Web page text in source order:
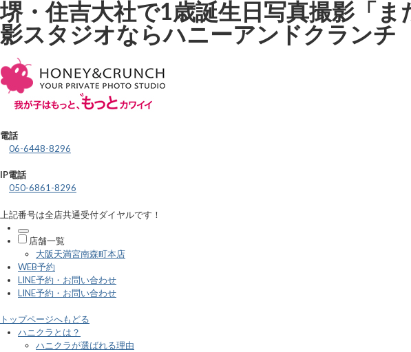
堺・住吉大社で1歳誕生日写真撮影「
影スタジオならハニーアンドクランチ
電話
06-6448-8296
IP電話
050-6861-8296
上記番号は全店共通受付ダイヤルです！
店舗一覧
大阪天満宮南森町本店
WEB予約
LINE予約・お問い合わせ
LINE予約・お問い合わせ
トップページへもどる
ハニクラとは？
ハニクラが選ばれる理由